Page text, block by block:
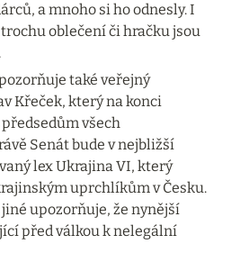
a mnoho si ho odnesly. I
oblečení či hračku jsou
také veřejný
Křeček, který na konci
všech
Senát bude v nejbližší
lex Ukrajina VI, který
uprchlíkům v Česku.
upozorňuje, že nynější
před válkou k nelegální